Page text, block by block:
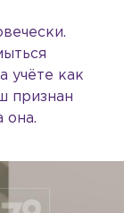
учёте как
признан
она.